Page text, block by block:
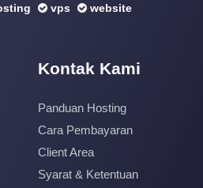
vps website
Kontak Kami
Panduan Hosting
Cara Pembayaran
Client Area
Syarat & Ketentuan